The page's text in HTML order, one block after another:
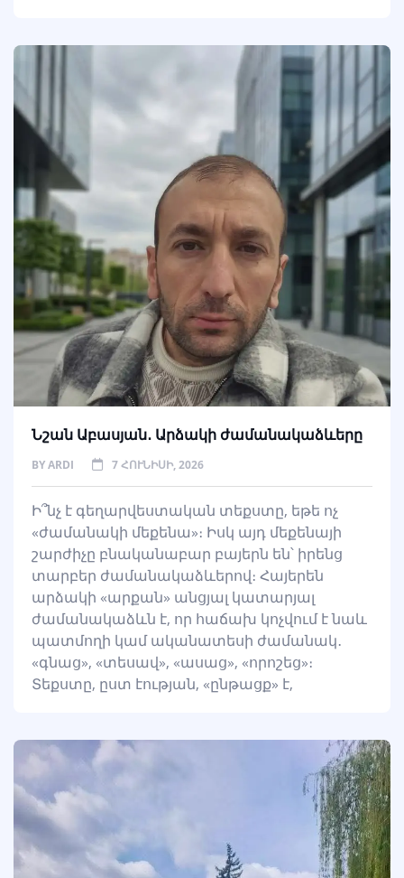
Նշան Աբասյան․ Արձակի ժամանակաձևերը
BYARDI 7 ՀՈՒՆԻՍԻ, 2026
Ի՞նչ է գեղարվեստական տեքստը, եթե ոչ
«ժամանակի մեքենա»։ Իսկ այդ մեքենայի
շարժիչը բնականաբար բայերն են՝ իրենց
տարբեր ժամանակաձևերով։ Հայերեն
արձակի «արքան» անցյալ կատարյալ
ժամանակաձևն է, որ հաճախ կոչվում է նաև
պատմողի կամ ականատեսի ժամանակ․
«գնաց», «տեսավ», «ասաց», «որոշեց»։
Տեքստը, ըստ էության, «ընթացք» է,